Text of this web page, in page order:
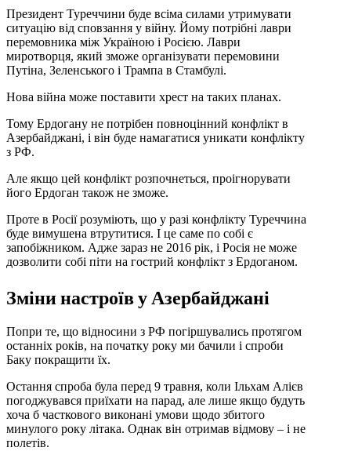
Президент Туреччини буде всіма силами утримувати
ситуацію від сповзання у війну. Йому потрібні лаври
перемовника між Україною і Росією. Лаври
миротворця, який зможе організувати перемовини
Путіна, Зеленського і Трампа в Стамбулі.
Нова війна може поставити хрест на таких планах.
Тому Ердогану не потрібен повноцінний конфлікт в
Азербайджані, і він буде намагатися уникати конфлікту
з РФ.
Але якщо цей конфлікт розпочнеться, проігнорувати
його Ердоган також не зможе.
Проте в Росії розуміють, що у разі конфлікту Туреччина
буде вимушена втрутитися. І це саме по собі є
запобіжником. Адже зараз не 2016 рік, і Росія не може
дозволити собі піти на гострий конфлікт з Ердоганом.
Зміни настроїв у Азербайджані
Попри те, що відносини з РФ погіршувались протягом
останніх років, на початку року ми бачили і спроби
Баку покращити їх.
Остання спроба була перед 9 травня, коли Ільхам Алієв
погоджувався приїхати на парад, але лише якщо будуть
хоча б часткового виконані умови щодо збитого
минулого року літака. Однак він отримав відмову – і не
полетів.